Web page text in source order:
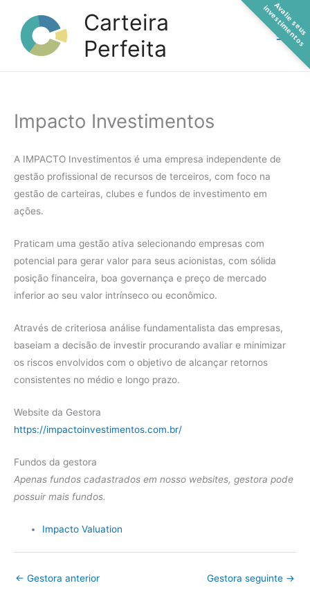
conteúdo
Carteira
Perfeita
Impacto Investimentos
A IMPACTO Investimentos é uma empresa independente de
gestão profissional de recursos de terceiros, com foco na
gestão de carteiras, clubes e fundos de investimento em
ações.
Praticam uma gestão ativa selecionando empresas com
potencial para gerar valor para seus acionistas, com sólida
posição financeira, boa governança e preço de mercado
inferior ao seu valor intrínseco ou econômico.
Através de criteriosa análise fundamentalista das empresas,
baseiam a decisão de investir procurando avaliar e minimizar
os riscos envolvidos com o objetivo de alcançar retornos
consistentes no médio e longo prazo.
Website da Gestora
https://impactoinvestimentos.com.br/
Fundos da gestora
Apenas fundos cadastrados em nosso websites, gestora pode
possuir mais fundos.
Impacto Valuation
← Gestora anterior Gestora seguinte →
A
v
a
l
i
e
s
e
u
s
i
n
v
e
s
t
i
m
e
n
t
o
s